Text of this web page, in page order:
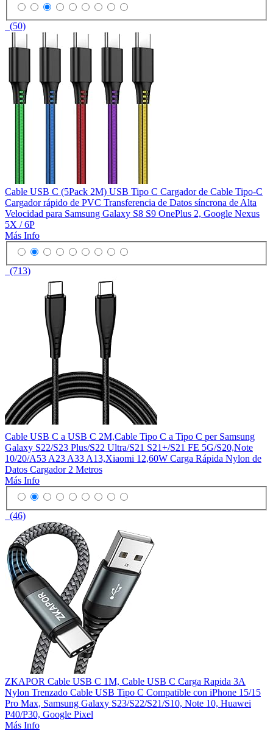
(50)
Cable USB C (5Pack 2M) USB Tipo C Cargador de Cable Tipo-C
Cargador rápido de PVC Transferencia de Datos síncrona de Alta
Velocidad para Samsung Galaxy S8 S9 OnePlus 2, Google Nexus
5X / 6P
Más Info
(713)
Cable USB C a USB C 2M,Cable Tipo C a Tipo C per Samsung
Galaxy S22/S23 Plus/S22 Ultra/S21 S21+/S21 FE 5G/S20,Note
10/20/A53 A23 A33 A13,Xiaomi 12,60W Carga Rápida Nylon de
Datos Cargador 2 Metros
Más Info
(46)
ZKAPOR Cable USB C 1M, Cable USB C Carga Rapida 3A
Nylon Trenzado Cable USB Tipo C Compatible con iPhone 15/15
Pro Max, Samsung Galaxy S23/S22/S21/S10, Note 10, Huawei
P40/P30, Google Pixel
Más Info